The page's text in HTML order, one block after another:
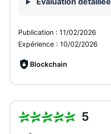
Publication : 11/02/2026
Expérience : 10/02/2026
Blockchain
5